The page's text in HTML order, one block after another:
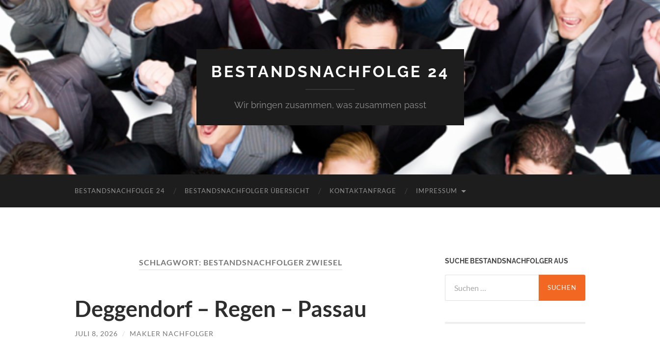
BESTANDSNACHFOLGE 24
Wir bringen zusammen, was zusammen passt
BESTANDSNACHFOLGE 24 BESTANDSNACHFOLGER ÜBERSICHT KONTAKTANFRAGE IMPRESSUM
SCHLAGWORT: BESTANDSNACHFOLGER ZWIESEL
Deggendorf – Regen – Passau
JULI 8, 2026 / MAKLER NACHFOLGER
SUCHE BESTANDSNACHFOLGER AUS
nach: